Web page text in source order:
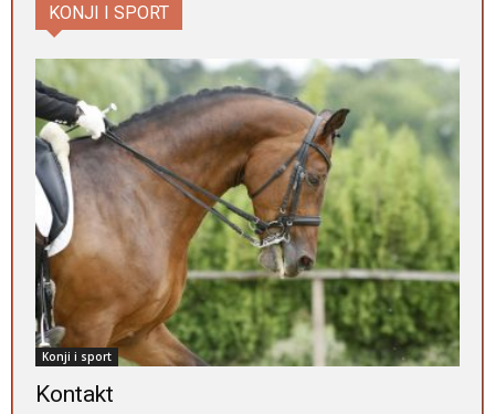
KONJI I SPORT
Konji i sport
Kontakt